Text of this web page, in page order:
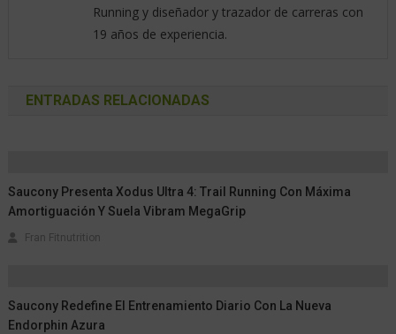
Running y diseñador y trazador de carreras con
19 años de experiencia.
ENTRADAS RELACIONADAS
Saucony Presenta Xodus Ultra 4: Trail Running Con Máxima
Amortiguación Y Suela Vibram MegaGrip
Fran Fitnutrition
Saucony Redefine El Entrenamiento Diario Con La Nueva
Endorphin Azura